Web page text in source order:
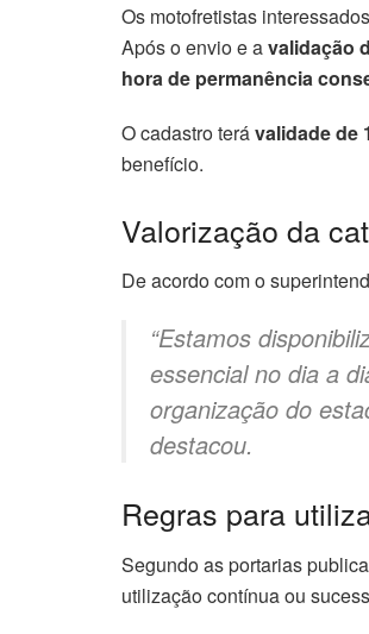
Os motofretistas
Após o envio e avalidação
hora de permanência
O cadastro terávalidade de
benefício.
Valorização da
De acordo com o
“Estamos
essencial no dia a
organização do
destacou.
Regras para
Segundo as portarias
utilização contínua ou